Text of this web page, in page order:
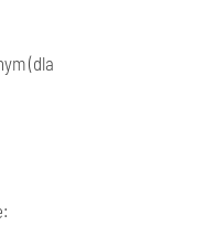
(dla